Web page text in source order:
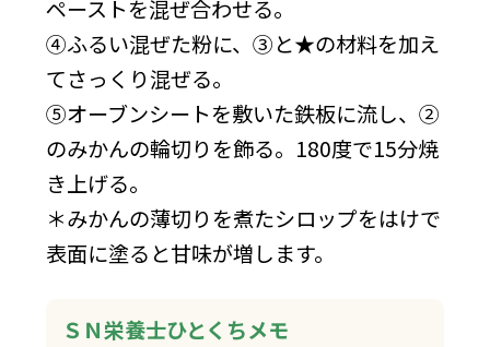
ペーストを混ぜ合わせる。
④ふるい混ぜた粉に、③と★の材料を加え
てさっくり混ぜる。
⑤オーブンシートを敷いた鉄板に流し、②
のみかんの輪切りを飾る。180度で15分焼
き上げる。
＊みかんの薄切りを煮たシロップをはけで
表面に塗ると甘味が増します。
ＳＮ栄養士ひとくちメモ